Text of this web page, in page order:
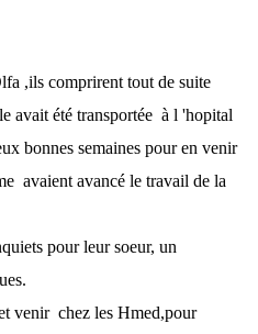
,ils comprirent tout de suite
avait été transportée à l 'hopital
bonnes semaines pour en venir
avaient avancé le travail de la
pour leur soeur, un
venir chez les Hmed,pour